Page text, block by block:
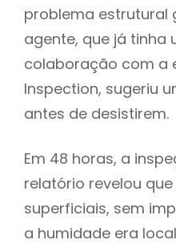
problema estrutural
agente, que já tinha
colaboração com a
Inspection, sugeriu
antes de desistirem.
Em 48 horas, a
relatório revelou
superficiais, sem
a humidade era